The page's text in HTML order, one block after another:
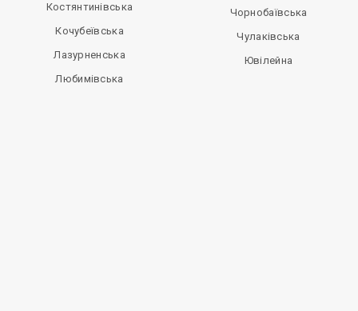
Костянтинівська
Кочубеївська
Лазурненська
Любимівська
Чорнобаївська
Чулаківська
Ювілейна